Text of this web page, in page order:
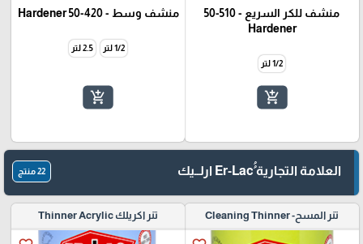
منشف للكر السريع - 510-50
Hardener
1/2 لتر
add_shopping_cart
منشف وسط - Hardener 50-420
1/2 لتر 2.5 لتر
add_shopping_cart
العلامة التجارية ُُEr-Lac ارلــيك 22 منتج
تنر المسح- Cleaning Thinner تنر اكريلك Thinner Acrylic